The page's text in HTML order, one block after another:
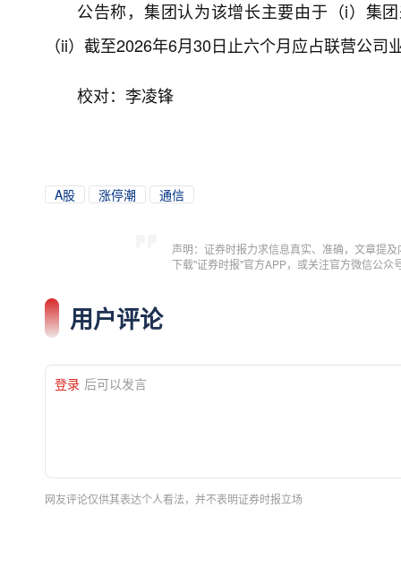
公告称，集团认为该增长主要由于（i）集
（ii）截至2026年6月30日止六个月应占联营公司
校对：李凌锋
A股 涨停潮 通信
声明：证券时报力求信息真实、准确，文章提
下载"证券时报"官方APP，或关注官方微信公
用户评论
登录 后可以发言
网友评论仅供其表达个人看法，并不表明证券时报立场